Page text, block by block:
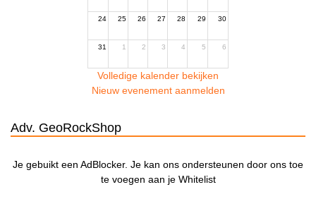
24 25 26 27 28 29 30
31 1 2 3 4 5 6
Volledige kalender bekijken
Nieuw evenement aanmelden
Adv. GeoRockShop
Je gebuikt een AdBlocker. Je kan ons ondersteunen door ons toe
te voegen aan je Whitelist